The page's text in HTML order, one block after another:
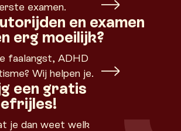
examen.
en examen
erg moeilijk?
faalangst, ADHD
Wij helpen je.
een gratis
je dan weet welk